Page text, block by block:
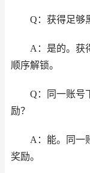
Q：获得足够黑
A：是的。获得
顺序解锁。
Q：同一账号下
励？
A：能。同一账
奖励。